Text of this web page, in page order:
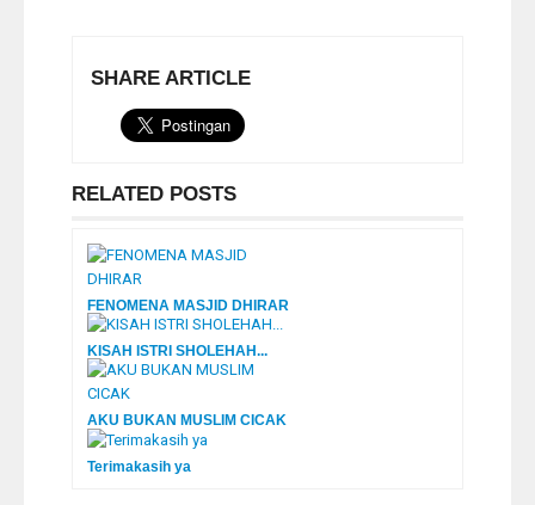
SHARE ARTICLE
RELATED POSTS
FENOMENA MASJID DHIRAR
KISAH ISTRI SHOLEHAH...
AKU BUKAN MUSLIM CICAK
Terimakasih ya